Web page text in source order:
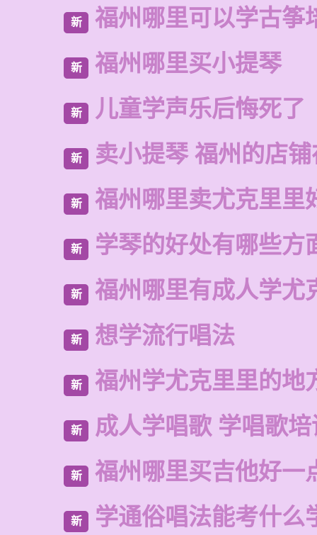
新 福州哪里可以学古筝
新 福州哪里买小提琴
新 儿童学声乐后悔死了
新 卖小提琴 福州的店
新 福州哪里卖尤克里里
新 学琴的好处有哪些方
新 福州哪里有成人学尤
新 想学流行唱法
新 福州学尤克里里的地
新 成人学唱歌 学唱歌
新 福州哪里买吉他好一
新 学通俗唱法能考什么